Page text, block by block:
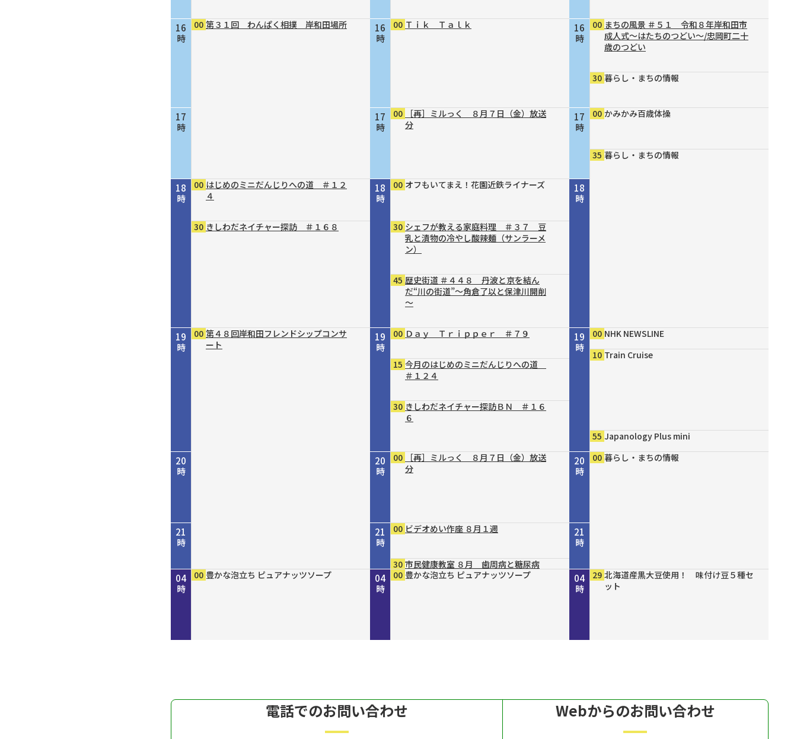
16
時
17
時
18
時
19
時
20
時
21
時
22
時
23
時
00
時
01
時
02
時
03
時
04
時
00 第３１回 わんぱく相撲 岸和田場所
00 はじめのミニだんじりへの道 ＃１２
４
30 きしわだネイチャー探訪 ＃１６８
00 第４８回岸和田フレンドシップコンサ
ート
45 歴史街道 ＃４４８ 丹波と京を結ん
00 考えよう「平和」２０２６ “最後の１人
50 しまねＦｕｔｕｒｅ２０３０
00 ［再］ミルっく ８月７日（金）放送
00 ホトケ女史のぶらりまいり 「郡山八
15 歴史街道 ＃４４８ 丹波と京を結ん
30 Ｄａｙ Ｔｒｉｐｐｅｒ ＃７９
45 ＧＯ！ＧＯ！関ガールＮＥＸＴ
00 MAHARA MODERN エスニックファッショ
00 豊かな泡立ち ピュアナッツソープ
00 豊かな泡立ち ピュアナッツソープ
00 豊かな泡立ち ピュアナッツソープ
16
時
17
時
18
時
19
時
20
時
21
時
22
時
23
時
00
時
01
時
02
時
03
時
04
時
00 Ｔｉｋ Ｔａｌｋ
00
［再］ミルっく ８月７日（金）放送
分
00 オフもいてまえ！花園近鉄ライナーズ
30 シェフが教える家庭料理 ＃３７ 豆
乳と漬物の冷やし酸辣麺（サンラーメ
ン）
45 歴史街道 ＃４４８ 丹波と京を結ん
だ“川の街道”～角倉了以と保津川開削
～
00 Ｄａｙ Ｔｒｉｐｐｅｒ ＃７９
15 今月のはじめのミニだんじりへの道
＃１２４
30 きしわだネイチャー探訪ＢＮ ＃１６
６
00
［再］ミルっく ８月７日（金）放送
分
00 ビデオめい作座 ８月１週
30 市民健康教室 ８月 歯周病と糖尿病
45 倍×テレ
00 ホトケ女史のぶらりまいり 「郡山八
15 歴史街道 ＃４４８ 丹波と京を結ん
30 きしわだネイチャー探訪ＢＮ ＃１６
00 ルナジュメールファッショングッズセー
00 豊かな泡立ち ピュアナッツソープ
00 MAHARA MODERN エスニックファッショ
00 豊かな泡立ち ピュアナッツソープ
00 豊かな泡立ち ピュアナッツソープ
00 豊かな泡立ち ピュアナッツソープ
16
時
17
時
18
時
19
時
20
時
21
時
22
時
23
時
00
時
01
時
02
時
03
時
04
時
00 まちの風景 ＃５１ 令和８年岸和田市
成人式～はたちのつどい～/忠岡町二十
歳のつどい
30 暮らし・まちの情報
00 かみかみ百歳体操
35 暮らし・まちの情報
00 NHK NEWSLINE
10 Train Cruise
55 Japanology Plus mini
00 暮らし・まちの情報
00 NHK NEWSLINE
10 NHK WORLD-JAPAN Special program
00 守ろう命プラス～今からできる！我が家
の防災～
30 災害に備える～地震編～
00 ショップスターバリュー チェンジ 美
白の日スペシャル
00 緊急開催！ 真夏の大特価市モズ
00 有機クコピューレ１００％！ オーガニ
ックゴジベリージュース
00 ブレスエアー ベストフィットピロー
２ 通気性抜群で背中までサポート
00 備長炭仕上げ こだわりのやきとり缶詰
29 北海道産黒大豆使用！ 味付け豆５種セ
ット
電話でのお問い合わせ Webからのお問い合わせ